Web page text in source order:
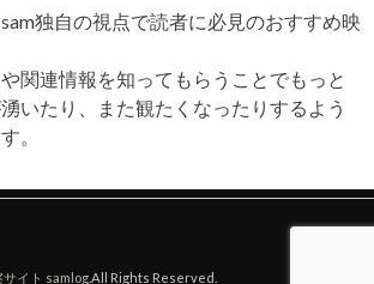
独自の視点で読者に必見のおすすめ映
関連情報を知ってもらうことでもっと
いたり、また観たくなったりするよう
。
サイト samlog.All Rights Reserved.